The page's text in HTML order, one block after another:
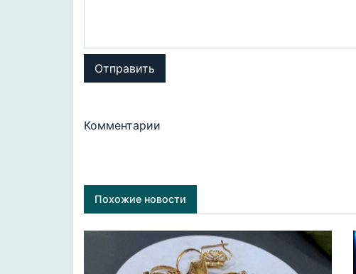
Отправить
Комментарии
Похожие новости